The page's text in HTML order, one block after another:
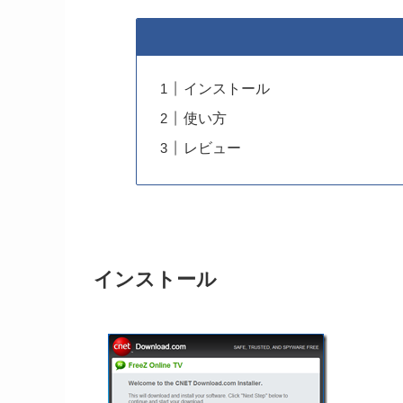
インストール
使い方
レビュー
インストール